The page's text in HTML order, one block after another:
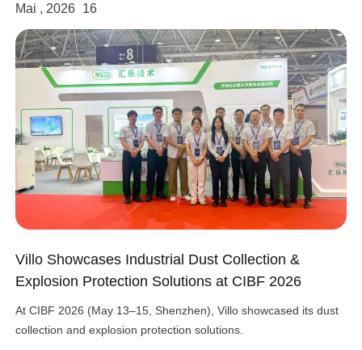
Mai , 2026 16
Villo Showcases Industrial Dust Collection &
Explosion Protection Solutions at CIBF 2026
At CIBF 2026 (May 13–15, Shenzhen), Villo showcased its dust
collection and explosion protection solutions.